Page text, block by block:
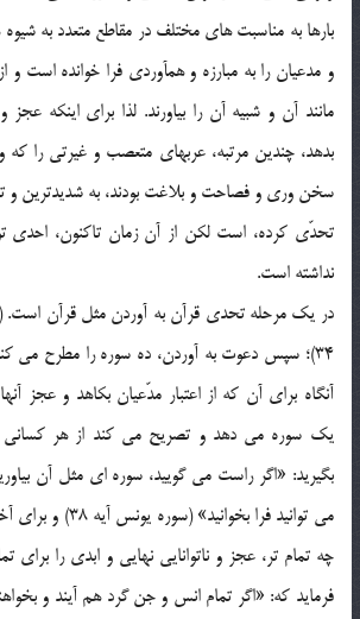
بارها به مناسبت هاي مختلف در مقاطع متعدد به شيوه
و مدعيان را به مبارزه و همآوردي فرا خوانده است و
مانند آن و شبيه آن را بياورند. لذا براي اينكه عجز
بدهد، چندين مرتبه، عربهاي متعصب و غيرتي را
سخن وري و فصاحت و بلاغت بودند، به شديدترين و
تحدّي كرده، است لكن از آن زمان تاكنون، احدي
نداشته است.
آنگاه براي آن كه از اعتبار مدّعيان بكاهد و عجز
يك سوره مي دهد و تصريح مي كند از هر
بگيريد: «اگر راست مي گوييد، سوره اي مثل آن
مي توانيد فرا
چه تمام تر، عجز و ناتوانايي نهايي و ابدي را براي
فرمايد كه: «اگر تمام انس و جن گرد هم آيند و